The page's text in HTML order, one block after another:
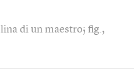
di un maestro; fig.,